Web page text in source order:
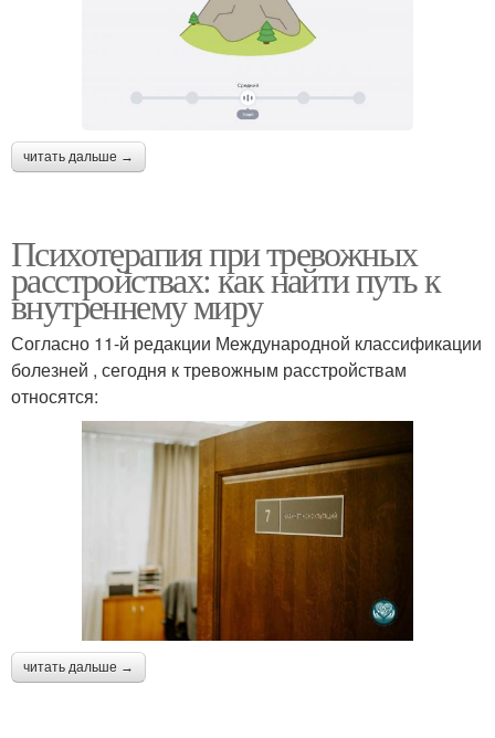
читать дальше →
Психотерапия при тревожных
расстройствах: как найти путь к
внутреннему миру
Согласно 11-й редакции Международной классификации
болезней , сегодня к тревожным расстройствам
относятся:
читать дальше →